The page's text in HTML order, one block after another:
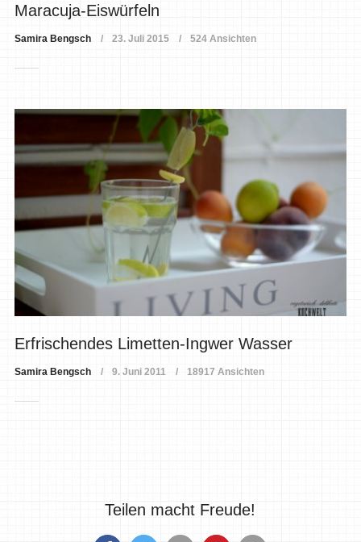
Maracuja-Eiswürfeln
Samira Bengsch 23. Juli 2015 524 Ansichten
Erfrischendes Limetten-Ingwer Wasser
Samira Bengsch 9. Juni 2011 18917 Ansichten
Teilen macht Freude!